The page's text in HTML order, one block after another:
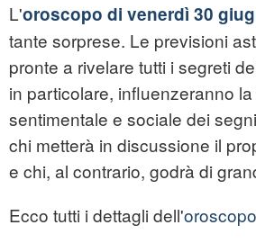
L'oroscopo di venerdì 30
tante sorprese. Le previsioni
pronte a rivelare tutti i segreti
in particolare, influenzeranno
sentimentale e sociale dei
chi metterà in discussione il
e chi, al contrario, godrà di
Ecco tutti i dettagli dell'oroscopo